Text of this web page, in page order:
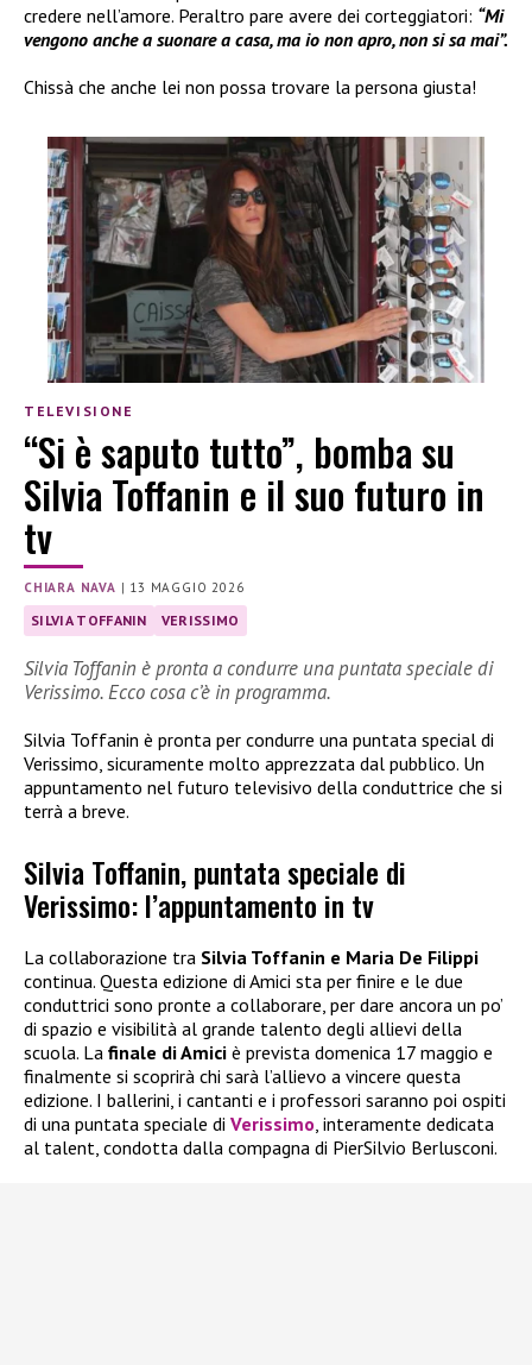
credere nell’amore. Peraltro pare avere dei corteggiatori: “Mi
vengono anche a suonare a casa, ma io non apro, non si sa mai”.
Chissà che anche lei non possa trovare la persona giusta!
TELEVISIONE
“Si è saputo tutto”, bomba su
Silvia Toffanin e il suo futuro in
tv
CHIARA NAVA | 13 MAGGIO 2026
SILVIA TOFFANIN VERISSIMO
Silvia Toffanin è pronta a condurre una puntata speciale di
Verissimo. Ecco cosa c’è in programma.
Silvia Toffanin è pronta per condurre una puntata special di
Verissimo, sicuramente molto apprezzata dal pubblico. Un
appuntamento nel futuro televisivo della conduttrice che si
terrà a breve.
Silvia Toffanin, puntata speciale di
Verissimo: l’appuntamento in tv
La collaborazione tra Silvia Toffanin e Maria De Filippi
continua. Questa edizione di Amici sta per finire e le due
conduttrici sono pronte a collaborare, per dare ancora un po’
di spazio e visibilità al grande talento degli allievi della
scuola. La finale di Amici è prevista domenica 17 maggio e
finalmente si scoprirà chi sarà l’allievo a vincere questa
edizione. I ballerini, i cantanti e i professori saranno poi ospiti
di una puntata speciale di Verissimo , interamente dedicata
al talent, condotta dalla compagna di PierSilvio Berlusconi.